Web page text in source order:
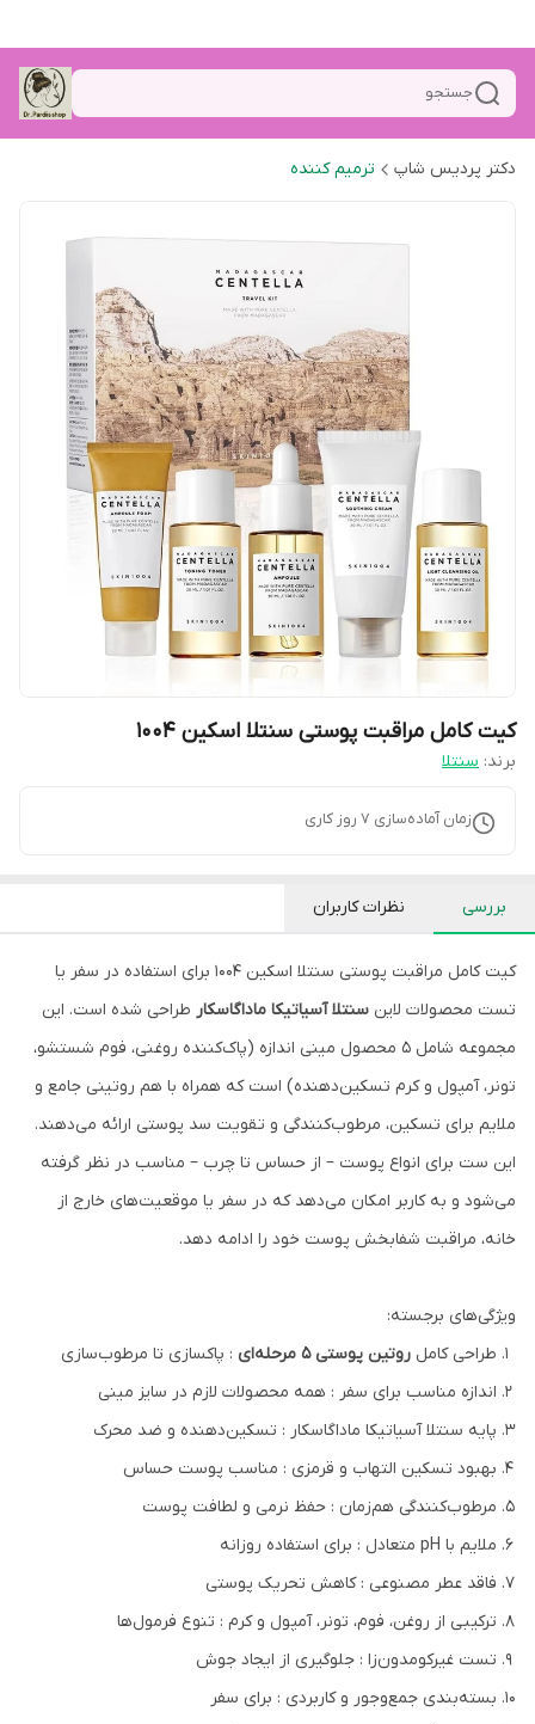
جستجو
دکتر پردیس شاپ ترمیم کننده
کیت کامل مراقبت پوستی سنتلا اسکین 1004
برند: سنتلا
زمان آماده‌سازی 7 روز کاری
بررسی نظرات کاربران
کیت کامل مراقبت پوستی سنتلا اسکین 1004 برای استفاده در سفر یا
تست محصولات لاین سنتلا آسیاتیکا ماداگاسکار طراحی شده است. این
مجموعه شامل ۵ محصول مینی اندازه (پاک‌کننده روغنی، فوم شستشو،
تونر، آمپول و کرم تسکین‌دهنده) است که همراه با هم روتینی جامع و
ملایم برای تسکین، مرطوب‌کنندگی و تقویت سد پوستی ارائه می‌دهند.
این ست برای انواع پوست – از حساس تا چرب – مناسب در نظر گرفته
می‌شود و به کاربر امکان می‌دهد که در سفر یا موقعیت‌های خارج از
خانه، مراقبت شفابخش پوست خود را ادامه دهد.
ویژگی‌های برجسته:
طراحی کامل روتین پوستی ۵ مرحله‌ای
: پاکسازی تا مرطوب‌سازی
اندازه مناسب برای سفر : همه‌ محصولات لازم در سایز مینی
پایه سنتلا آسیاتیکا ماداگاسکار : تسکین‌دهنده و ضد محرک
بهبود تسکین التهاب و قرمزی : مناسب پوست حساس
مرطوب‌کنندگی هم‌زمان : حفظ نرمی و لطافت پوست
ملایم با pH متعادل : برای استفاده روزانه
فاقد عطر مصنوعی : کاهش تحریک پوستی
ترکیبی از روغن، فوم، تونر، آمپول و کرم : تنوع فرمول‌ها
تست غیرکومدون‌زا : جلوگیری از ایجاد جوش
بسته‌بندی جمع‌وجور و کاربردی : برای سفر